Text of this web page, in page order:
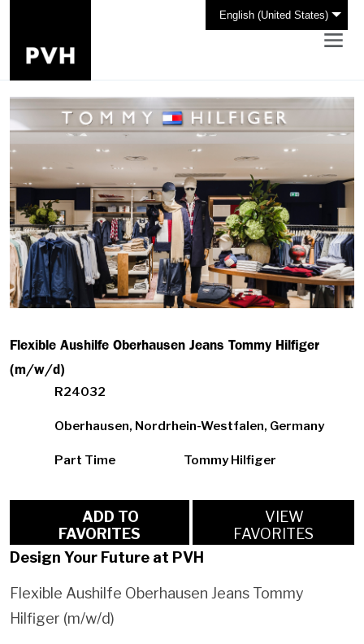
English (United States)
Flexible Aushilfe Oberhausen Jeans Tommy Hilfiger
(m/w/d)
R24032
Oberhausen, Nordrhein-Westfalen, Germany
Part Time Tommy Hilfiger
FAVORITES
VIEW
FAVORITES
Design Your Future at PVH
Flexible Aushilfe Oberhausen Jeans Tommy
Hilfiger (m/w/d)